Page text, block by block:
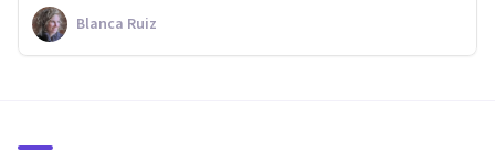
Blanca Ruiz